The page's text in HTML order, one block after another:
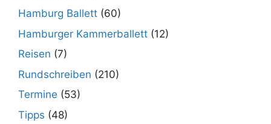
Hamburg Ballett (60)
Hamburger Kammerballett (12)
Reisen (7)
Rundschreiben (210)
Termine (53)
Tipps (48)